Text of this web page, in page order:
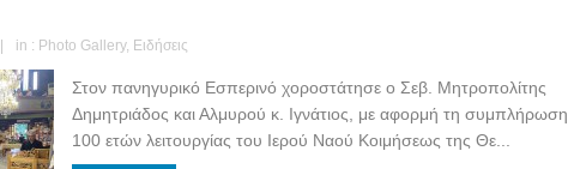
in : Photo Gallery, Ειδήσεις
Στον πανηγυρικό Εσπερινό χοροστάτησε ο Σεβ. Μητροπολίτης
Δημητριάδος και Αλμυρού κ. Ιγνάτιος, με αφορμή τη συμπλήρωση
100 ετών λειτουργίας του Ιερού Ναού Κοιμήσεως της Θε...